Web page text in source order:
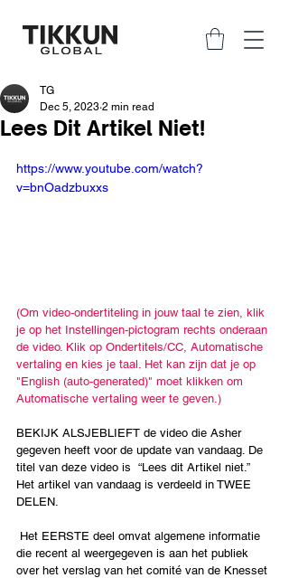
Lees Dit Artikel Niet!
TG
Dec 5, 2023 2 min read
https://www.youtube.com/watch?
v=bnOadzbuxxs
(Om video-ondertiteling in jouw taal te zien, klik
je op het Instellingen-pictogram rechts onderaan
de video. Klik op Ondertitels/CC, Automatische
vertaling en kies je taal. Het kan zijn dat je op
"English (auto-generated)" moet klikken om
Automatische vertaling weer te geven.)
BEKIJK ALSJEBLIEFT de video die Asher
gegeven heeft voor de update van vandaag. De
titel van deze video is  “Lees dit Artikel niet.”
Het artikel van vandaag is verdeeld in TWEE
DELEN.
die recent al weergegeven is aan het publiek
over het verslag van het comité van de Knesset